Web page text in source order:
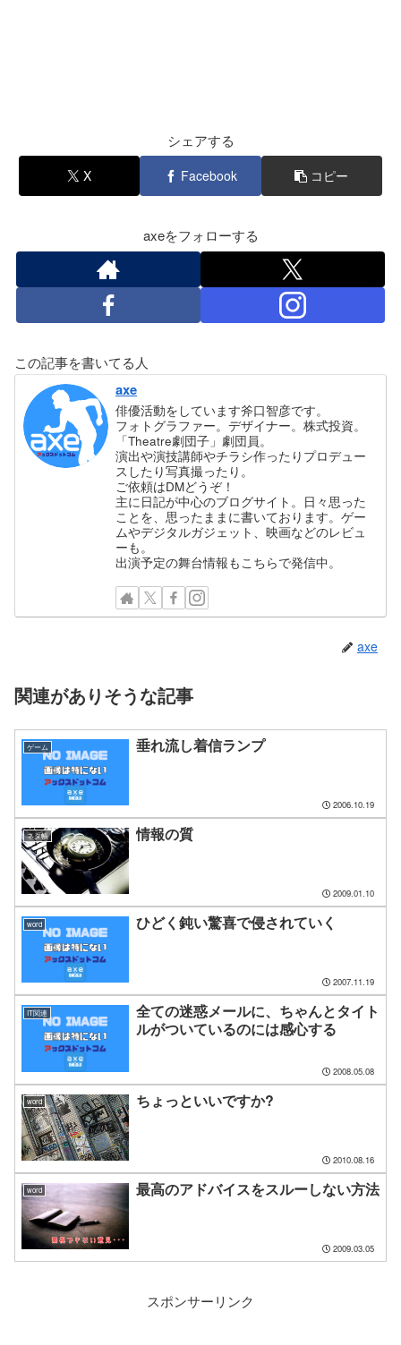
シェアする
X Facebook コピー
axeをフォローする
この記事を書いてる人
axe
俳優活動をしています斧口智彦です。
フォトグラファー。デザイナー。株式投資。
「Theatre劇団子」劇団員。
演出や演技講師やチラシ作ったりプロデュー
スしたり写真撮ったり。
ご依頼はDMどうぞ！
主に日記が中心のブログサイト。日々思った
ことを、思ったままに書いております。ゲー
ムやデジタルガジェット、映画などのレビュ
ーも。
出演予定の舞台情報もこちらで発信中。
axe
関連がありそうな記事
ゲーム 垂れ流し着信ランプ
2006.10.19
ネタ帳 情報の質
2009.01.10
word ひどく鈍い驚喜で侵されていく
2007.11.19
IT関連
全ての迷惑メールに、ちゃんとタイト
ルがついているのには感心する
2008.05.08
word ちょっといいですか?
2010.08.16
word 最高のアドバイスをスルーしない方法
2009.03.05
スポンサーリンク